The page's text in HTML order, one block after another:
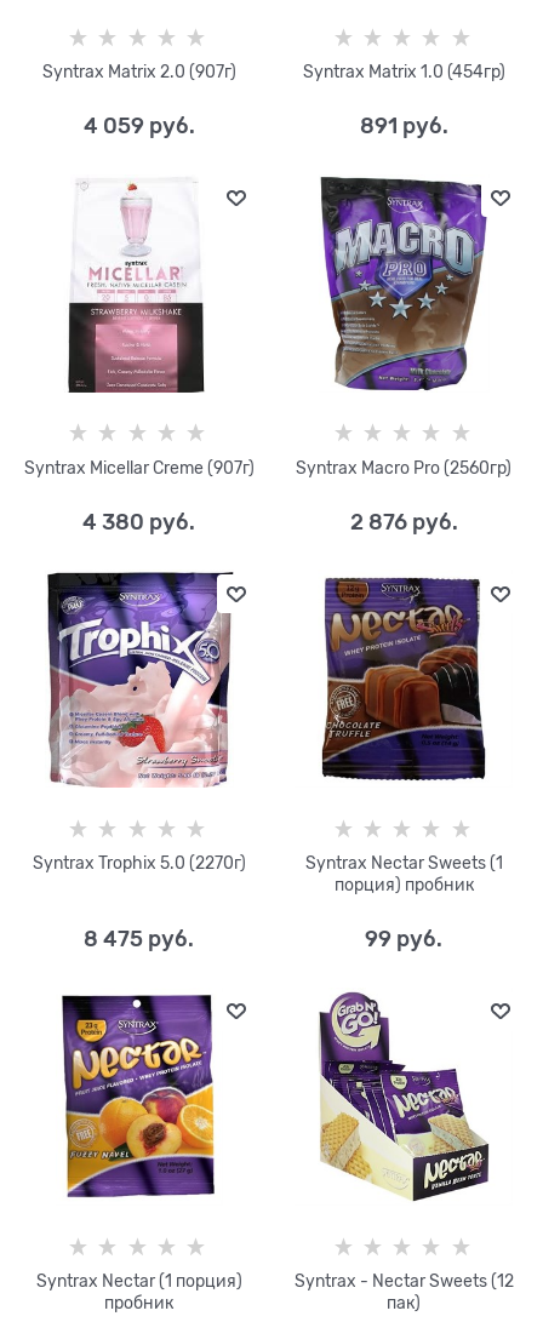
Syntrax Matrix 2.0 (907г)
4 059 руб.
Syntrax Matrix 1.0 (454гр)
891 руб.
Syntrax Micellar Creme (907г)
4 380 руб.
Syntrax Macro Pro (2560гр)
2 876 руб.
Syntrax Trophix 5.0 (2270г)
8 475 руб.
Syntrax Nectar Sweets (1
порция) пробник
99 руб.
Syntrax Nectar (1 порция)
пробник
Syntrax - Nectar Sweets (12
пак)